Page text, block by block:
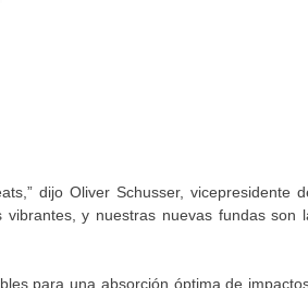
dijo Oliver Schusser, vicepresidente
y nuestras nuevas fundas son
para una absorción óptima de